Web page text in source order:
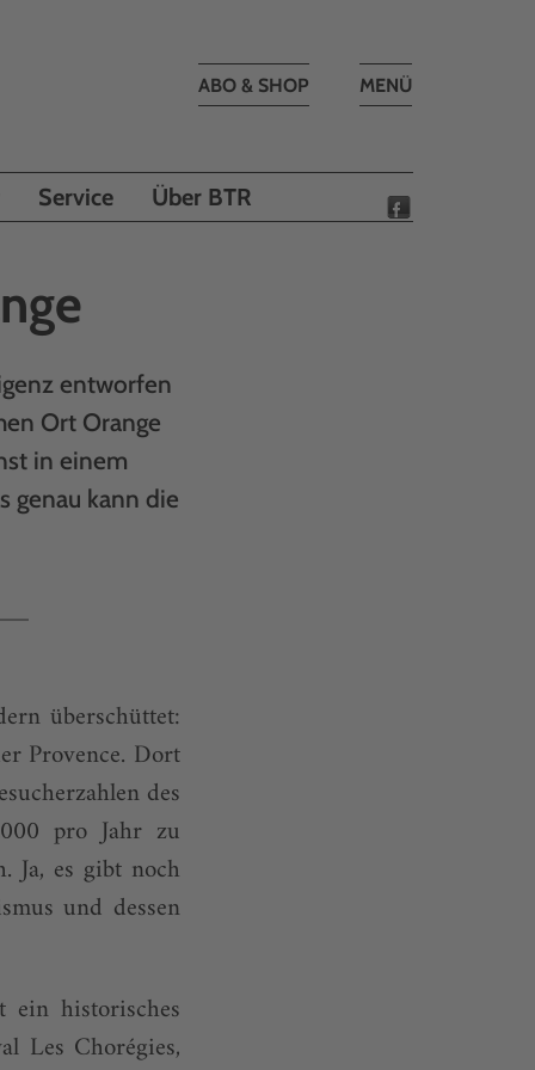
Toggle
MENÜ
ABO & SHOP
Service Über BTR
entworfen
Ort Orange
in einem
genau kann die
überschüttet:
Provence. Dort
des
pro Jahr zu
Ja, es gibt noch
und dessen
historisches
Les Chorégies,